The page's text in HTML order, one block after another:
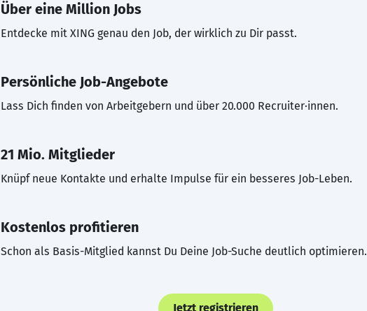
Über eine Million Jobs
Entdecke mit XING genau den Job, der wirklich zu Dir passt.
Persönliche Job-Angebote
Lass Dich finden von Arbeitgebern und über 20.000 Recruiter·innen.
21 Mio. Mitglieder
Knüpf neue Kontakte und erhalte Impulse für ein besseres Job-Leben.
Kostenlos profitieren
Schon als Basis-Mitglied kannst Du Deine Job-Suche deutlich optimieren.
Jetzt registrieren